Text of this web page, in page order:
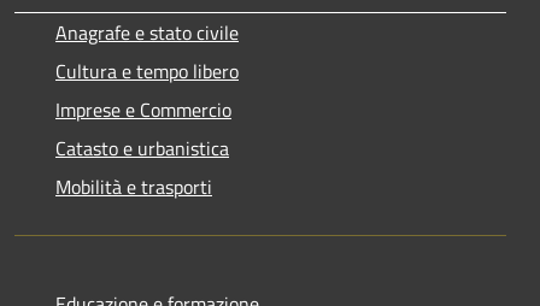
Anagrafe e stato civile
Cultura e tempo libero
Imprese e Commercio
Catasto e urbanistica
Mobilità e trasporti